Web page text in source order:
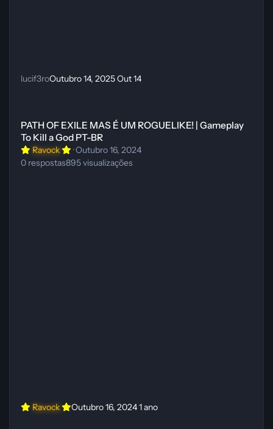
lucif3roOutubro 14, 2025Out 14
PATH OF EXILE MAS É UM ROGUELIKE! | Gameplay
To Kill a God PT-BR
Ravock ·Outubro 16, 2024
0 respostas895visualizações
Ravock Outubro 16, 20241 ano